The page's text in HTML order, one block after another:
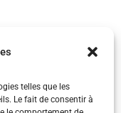
telles que les
Le fait de consentir à